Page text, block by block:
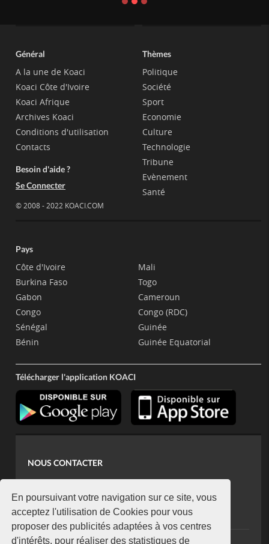
En poursuivant votre navigation sur ce site, vous
acceptez l'utilisation de Cookies pour vous
proposer des publicités adaptées à vos centres
d'intérêts, pour réaliser des statistiques de
Général
A la une de Koaci
Koaci Côte d'Ivoire
Koaci Afrique
Archives Koaci
Conditions d'utilisation
Contacts
Besoin d'aide ?
Se Connecter
© 2008 - 2022 KOACI.COM
Thèmes
Politique
Société
Sport
Economie
Culture
Technologie
Tribune
Evènement
Santé
Pays
Côte d'Ivoire
Burkina Faso
Gabon
Congo
Sénégal
Bénin
Mali
Togo
Cameroun
Congo (RDC)
Guinée
Guinée Equatorial
Télécharger l'application KOACI
NOUS CONTACTER
koaci@yahoo.fr
+225 07 08 85 52 93